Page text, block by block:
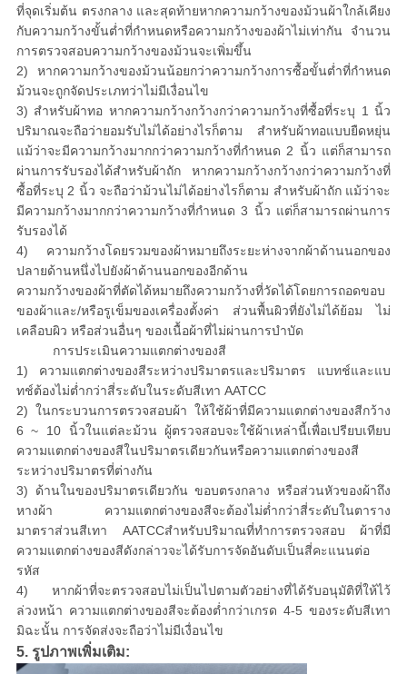
ที่จุดเริ่มต้น ตรงกลาง และสุดท้ายหากความกว้างของม้วนผ้าใกล้เคียง
กับความกว้างขั้นต่ำที่กำหนดหรือความกว้างของผ้าไม่เท่ากัน จำนวน
การตรวจสอบความกว้างของม้วนจะเพิ่มขึ้น
2) หากความกว้างของม้วนน้อยกว่าความกว้างการซื้อขั้นต่ำที่กำหนด
ม้วนจะถูกจัดประเภทว่าไม่มีเงื่อนไข
3) สำหรับผ้าทอ หากความกว้างกว้างกว่าความกว้างที่ซื้อที่ระบุ 1 นิ้ว
ปริมาณจะถือว่ายอมรับไม่ได้อย่างไรก็ตาม สำหรับผ้าทอแบบยืดหยุ่น
แม้ว่าจะมีความกว้างมากกว่าความกว้างที่กำหนด 2 นิ้ว แต่ก็สามารถ
ผ่านการรับรองได้สำหรับผ้าถัก หากความกว้างกว้างกว่าความกว้างที่
ซื้อที่ระบุ 2 นิ้ว จะถือว่าม้วนไม่ได้อย่างไรก็ตาม สำหรับผ้าถัก แม้ว่าจะ
มีความกว้างมากกว่าความกว้างที่กำหนด 3 นิ้ว แต่ก็สามารถผ่านการ
รับรองได้
4) ความกว้างโดยรวมของผ้าหมายถึงระยะห่างจากผ้าด้านนอกของ
ปลายด้านหนึ่งไปยังผ้าด้านนอกของอีกด้าน
ความกว้างของผ้าที่ตัดได้หมายถึงความกว้างที่วัดได้โดยการถอดขอบ
ของผ้าและ/หรือรูเข็มของเครื่องตั้งค่า ส่วนพื้นผิวที่ยังไม่ได้ย้อม ไม่
เคลือบผิว หรือส่วนอื่นๆ ของเนื้อผ้าที่ไม่ผ่านการบำบัด
การประเมินความแตกต่างของสี
1) ความแตกต่างของสีระหว่างปริมาตรและปริมาตร แบทช์และแบ
ทช์ต้องไม่ต่ำกว่าสี่ระดับในระดับสีเทา AATCC
2) ในกระบวนการตรวจสอบผ้า ให้ใช้ผ้าที่มีความแตกต่างของสีกว้าง
6 ~ 10 นิ้วในแต่ละม้วน ผู้ตรวจสอบจะใช้ผ้าเหล่านี้เพื่อเปรียบเทียบ
ความแตกต่างของสีในปริมาตรเดียวกันหรือความแตกต่างของสี
ระหว่างปริมาตรที่ต่างกัน
3) ด้านในของปริมาตรเดียวกัน ขอบตรงกลาง หรือส่วนหัวของผ้าถึง
หางผ้า ความแตกต่างของสีจะต้องไม่ต่ำกว่าสี่ระดับในตาราง
มาตราส่วนสีเทา AATCCสำหรับปริมาณที่ทำการตรวจสอบ ผ้าที่มี
ความแตกต่างของสีดังกล่าวจะได้รับการจัดอันดับเป็นสี่คะแนนต่อ
รหัส
4) หากผ้าที่จะตรวจสอบไม่เป็นไปตามตัวอย่างที่ได้รับอนุมัติที่ให้ไว้
ล่วงหน้า ความแตกต่างของสีจะต้องต่ำกว่าเกรด 4-5 ของระดับสีเทา
มิฉะนั้น การจัดส่งจะถือว่าไม่มีเงื่อนไข
5. รูปภาพเพิ่มเติม: